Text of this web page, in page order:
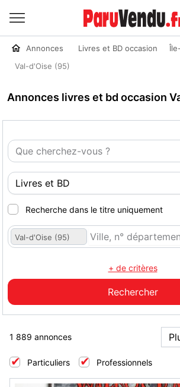
Annonces Livres et BD occasion
Val-d'Oise (95)
Annonces livres et bd occasion
Recherche dans le titre uniquement
Val-d'Oise (95)
+ de critères
1 889 annonces
Particuliers Professionnels